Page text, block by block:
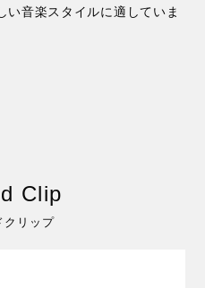
い音楽スタイルに適していま
Clip
クリップ